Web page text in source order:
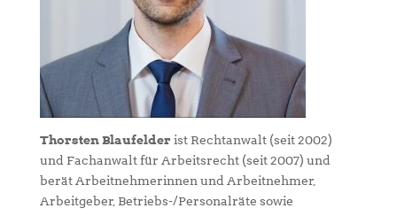
Thorsten Blaufelder ist Rechtanwalt (seit 2002)
und Fachanwalt für Arbeitsrecht (seit 2007) und
berät Arbeitnehmerinnen und Arbeitnehmer,
Arbeitgeber, Betriebs-/Personalräte sowie